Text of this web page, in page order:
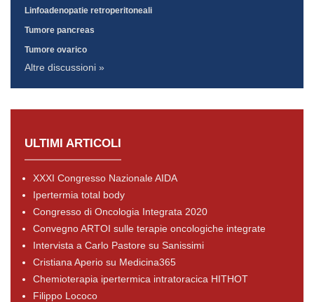
Linfoadenopatie retroperitoneali
Tumore pancreas
Tumore ovarico
Altre discussioni »
ULTIMI ARTICOLI
XXXI Congresso Nazionale AIDA
Ipertermia total body
Congresso di Oncologia Integrata 2020
Convegno ARTOI sulle terapie oncologiche integrate
Intervista a Carlo Pastore su Sanissimi
Cristiana Aperio su Medicina365
Chemioterapia ipertermica intratoracica HITHOT
Filippo Lococo